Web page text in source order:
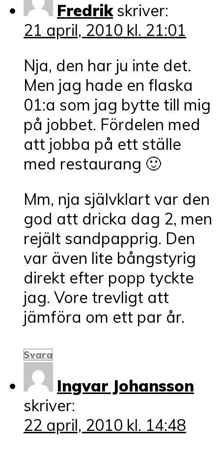
Fredrik skriver:
21 april, 2010 kl. 21:01
Nja, den har ju inte det.
Men jag hade en flaska
01:a som jag bytte till mig
på jobbet. Fördelen med
att jobba på ett ställe
med restaurang 🙂
Mm, nja självklart var den
god att dricka dag 2, men
rejält sandpapprig. Den
var även lite bångstyrig
direkt efter popp tyckte
jag. Vore trevligt att
jämföra om ett par år.
Svara
Ingvar Johansson
skriver:
22 april, 2010 kl. 14:48